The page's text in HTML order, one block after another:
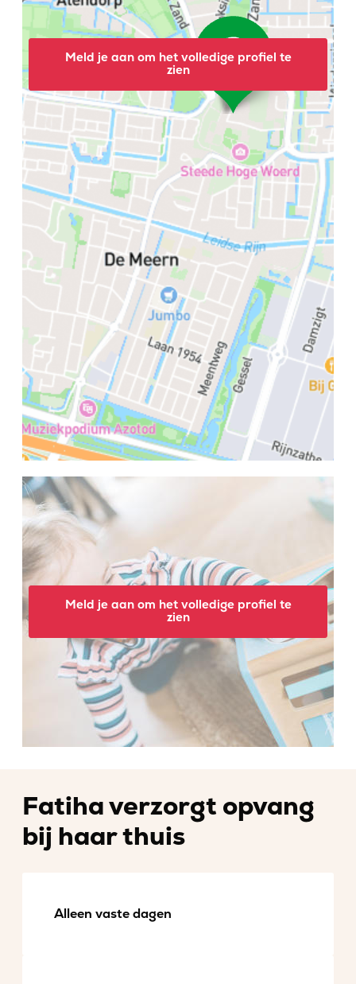
Meld je aan om het volledige profiel te
zien
Meld je aan om het volledige profiel te
zien
Fatiha verzorgt opvang
bij haar thuis
Alleen vaste dagen